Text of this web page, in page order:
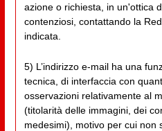
azione o richiesta, in un'ottica
contenziosi, contattando la
indicata.
5) L’indirizzo e-mail ha una
tecnica, di interfaccia con
osservazioni relativamente al
(titolarità delle immagini, dei
medesimi), motivo per cui non